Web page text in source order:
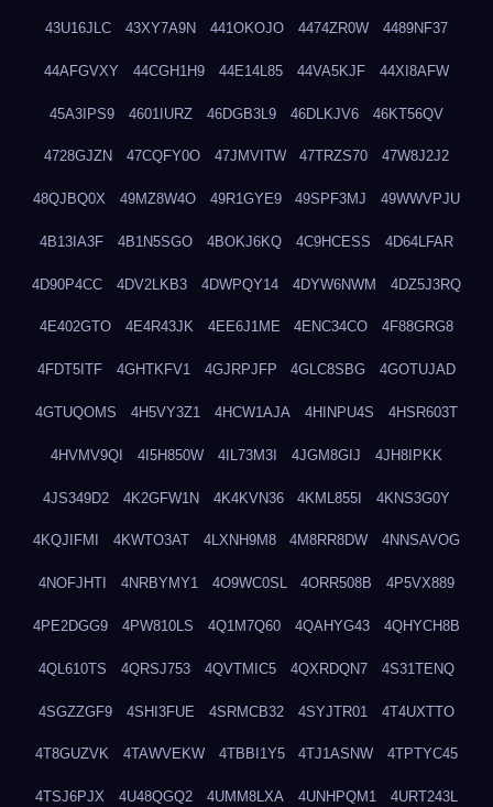
43U16JLC 43XY7A9N 441OKOJO 4474ZR0W 4489NF37
44AFGVXY 44CGH1H9 44E14L85 44VA5KJF 44XI8AFW
45A3IPS9 4601IURZ 46DGB3L9 46DLKJV6 46KT56QV
4728GJZN 47CQFY0O 47JMVITW 47TRZS70 47W8J2J2
48QJBQ0X 49MZ8W4O 49R1GYE9 49SPF3MJ 49WWVPJU
4B13IA3F 4B1N5SGO 4BOKJ6KQ 4C9HCESS 4D64LFAR
4D90P4CC 4DV2LKB3 4DWPQY14 4DYW6NWM 4DZ5J3RQ
4E402GTO 4E4R43JK 4EE6J1ME 4ENC34CO 4F88GRG8
4FDT5ITF 4GHTKFV1 4GJRPJFP 4GLC8SBG 4GOTUJAD
4GTUQOMS 4H5VY3Z1 4HCW1AJA 4HINPU4S 4HSR603T
4HVMV9QI 4I5H850W 4IL73M3I 4JGM8GIJ 4JH8IPKK
4JS349D2 4K2GFW1N 4K4KVN36 4KML855I 4KNS3G0Y
4KQJIFMI 4KWTO3AT 4LXNH9M8 4M8RR8DW 4NNSAVOG
4NOFJHTI 4NRBYMY1 4O9WC0SL 4ORR508B 4P5VX889
4PE2DGG9 4PW810LS 4Q1M7Q60 4QAHYG43 4QHYCH8B
4QL610TS 4QRSJ753 4QVTMIC5 4QXRDQN7 4S31TENQ
4SGZZGF9 4SHI3FUE 4SRMCB32 4SYJTR01 4T4UXTTO
4T8GUZVK 4TAWVEKW 4TBBI1Y5 4TJ1ASNW 4TPTYC45
4TSJ6PJX 4U48QGQ2 4UMM8LXA 4UNHPQM1 4URT243L